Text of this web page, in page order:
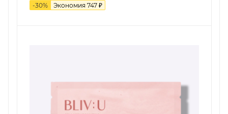
-30% Экономия 747 ₽